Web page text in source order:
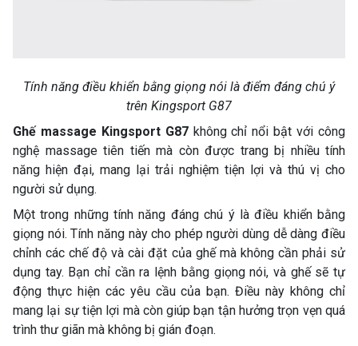
Tính năng điều khiển bằng giọng nói là điểm đáng chú ý
trên Kingsport G87
Ghế massage Kingsport G87không chỉ nổi bật với công
nghệ massage tiên tiến mà còn được trang bị nhiều tính
năng hiện đại, mang lại trải nghiệm tiện lợi và thú vị cho
người sử dụng.
Một trong những tính năng đáng chú ý là điều khiển bằng
giọng nói. Tính năng này cho phép người dùng dễ dàng điều
chỉnh các chế độ và cài đặt của ghế mà không cần phải sử
dụng tay. Bạn chỉ cần ra lệnh bằng giọng nói, và ghế sẽ tự
động thực hiện các yêu cầu của bạn. Điều này không chỉ
mang lại sự tiện lợi mà còn giúp bạn tận hưởng trọn vẹn quá
trình thư giãn mà không bị gián đoạn.